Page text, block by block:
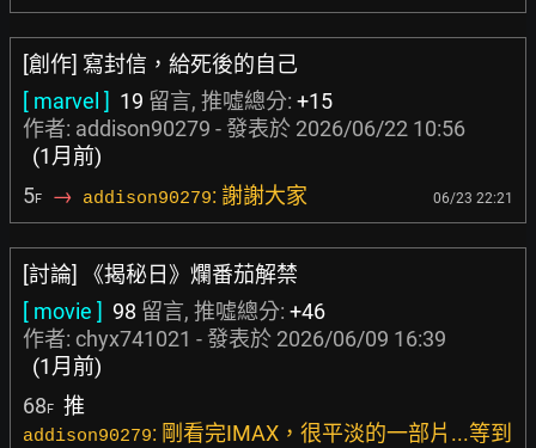
[創作] 寫封信，給死後的自己
[ marvel ] 19 留言, 推噓總分: +15
作者: addison90279 - 發表於 2026/06/22 10:56
(1月前)
5F → addison90279: 謝謝大家 06/23 22:21
[討論] 《揭秘日》爛番茄解禁
[ movie ] 98 留言, 推噓總分: +46
作者: chyx741021 - 發表於 2026/06/09 16:39
(1月前)
68F 推
addison90279: 剛看完IMAX，很平淡的一部片...等到